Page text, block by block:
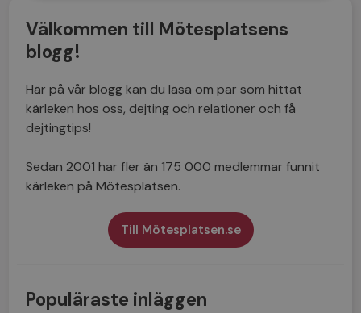
Välkommen till Mötesplatsens
blogg!
Här på vår blogg kan du läsa om par som hittat
kärleken hos oss, dejting och relationer och få
dejtingtips!
Sedan 2001 har fler än 175 000 medlemmar funnit
kärleken på Mötesplatsen.
Till Mötesplatsen.se
Populäraste inläggen